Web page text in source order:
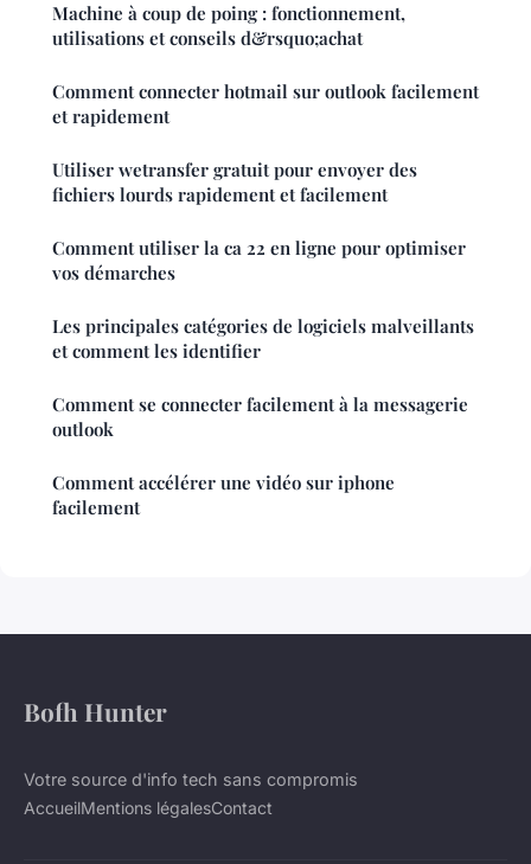
Machine à coup de poing : fonctionnement,
utilisations et conseils d&rsquo;achat
Comment connecter hotmail sur outlook facilement
et rapidement
Utiliser wetransfer gratuit pour envoyer des
fichiers lourds rapidement et facilement
Comment utiliser la ca 22 en ligne pour optimiser
vos démarches
Les principales catégories de logiciels malveillants
et comment les identifier
Comment se connecter facilement à la messagerie
outlook
Comment accélérer une vidéo sur iphone
facilement
Bofh Hunter
Votre source d'info tech sans compromis
AccueilMentions légalesContact